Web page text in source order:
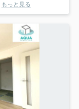
もっと見る